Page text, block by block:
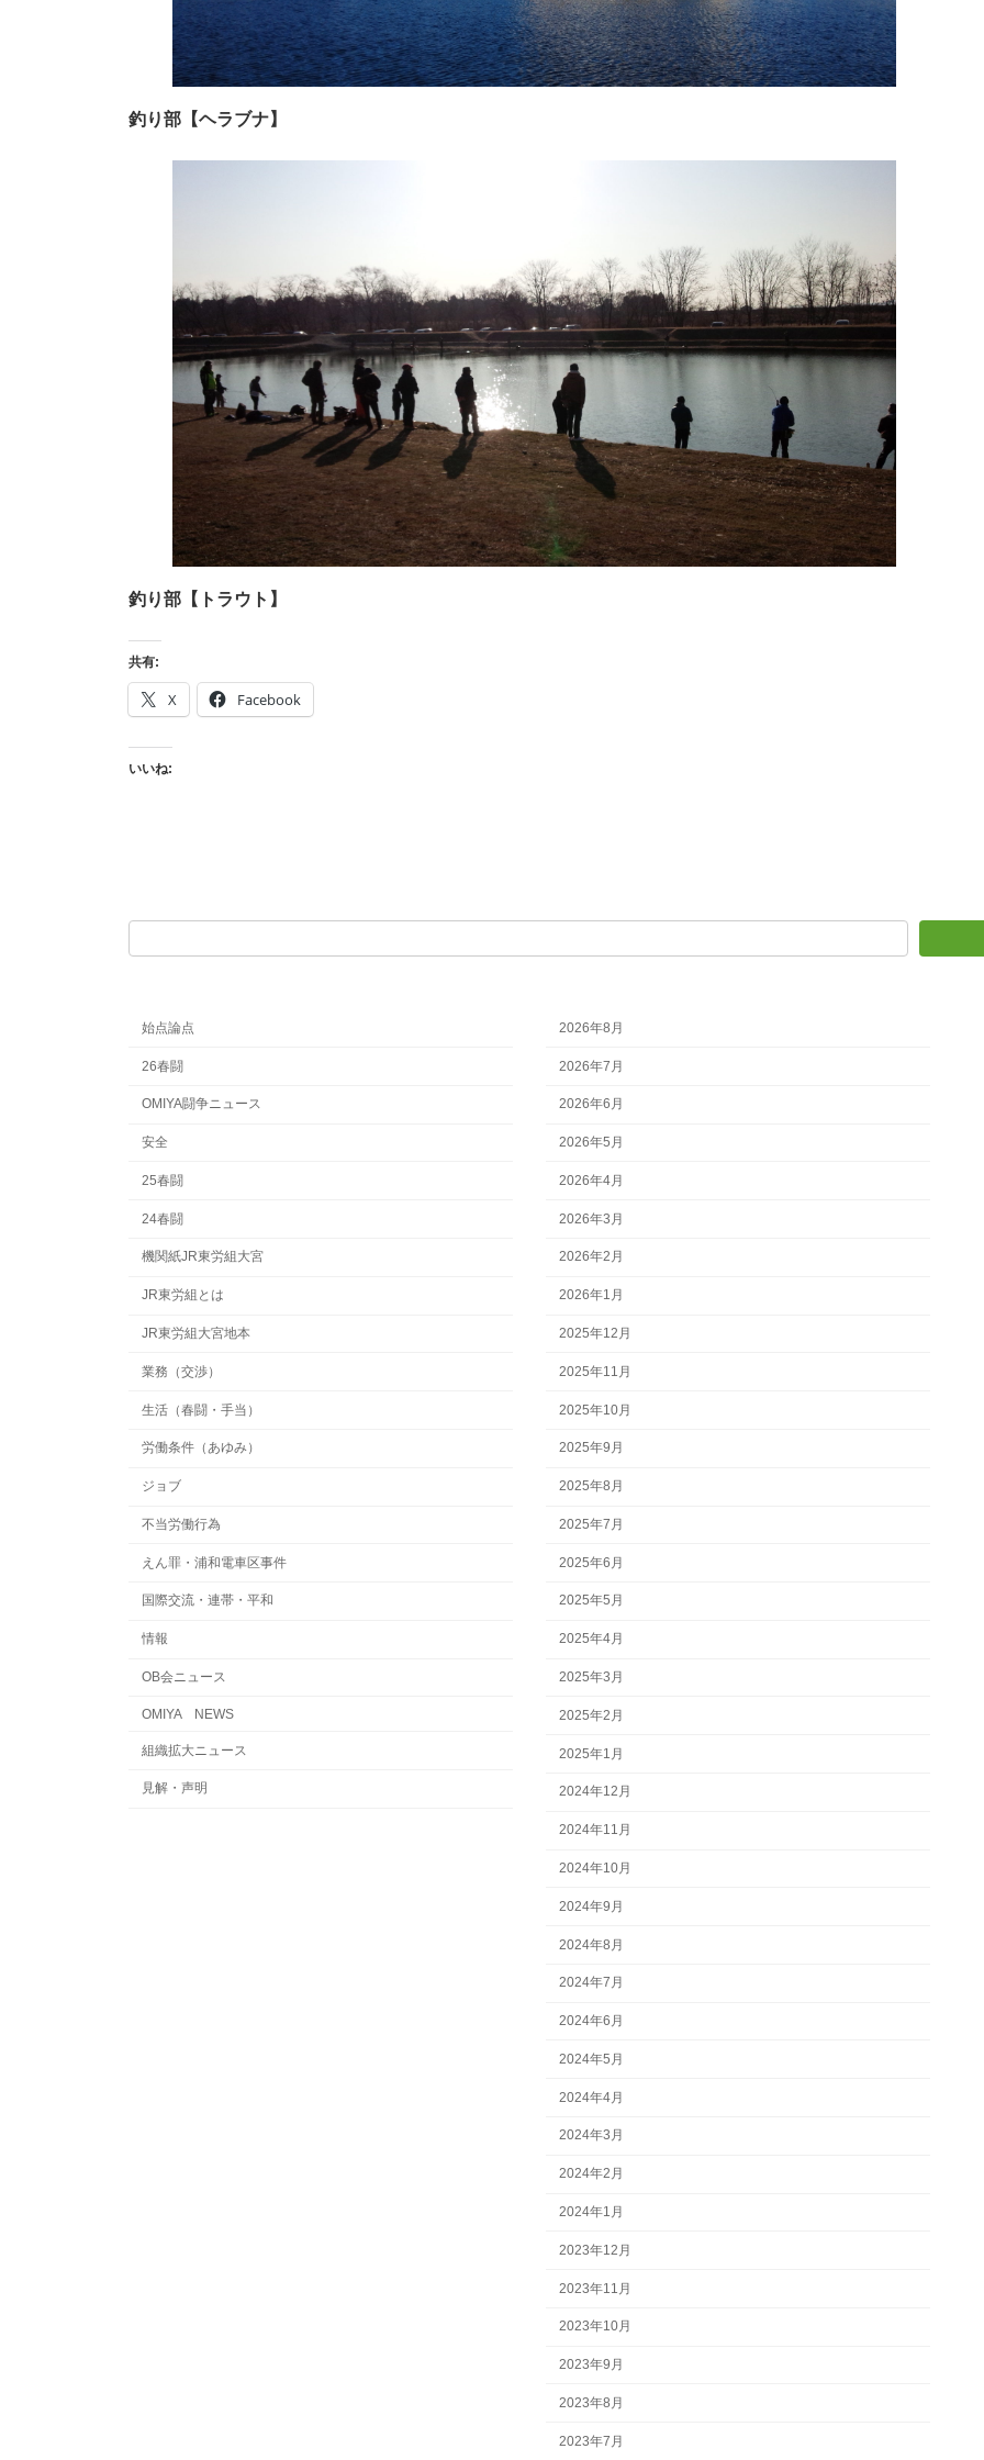
釣り部【ヘラブナ】
釣り部【トラウト】
共有:
X Facebook
いいね:
始点論点
26春闘
OMIYA闘争ニュース
安全
25春闘
24春闘
機関紙JR東労組大宮
JR東労組とは
JR東労組大宮地本
業務（交渉）
生活（春闘・手当）
労働条件（あゆみ）
ジョブ
不当労働行為
えん罪・浦和電車区事件
国際交流・連帯・平和
情報
OB会ニュース
OMIYA NEWS
組織拡大ニュース
見解・声明
2026年8月
2026年7月
2026年6月
2026年5月
2026年4月
2026年3月
2026年2月
2026年1月
2025年12月
2025年11月
2025年10月
2025年9月
2025年8月
2025年7月
2025年6月
2025年5月
2025年4月
2025年3月
2025年2月
2025年1月
2024年12月
2024年11月
2024年10月
2024年9月
2024年8月
2024年7月
2024年6月
2024年5月
2024年4月
2024年3月
2024年2月
2024年1月
2023年12月
2023年11月
2023年10月
2023年9月
2023年8月
2023年7月